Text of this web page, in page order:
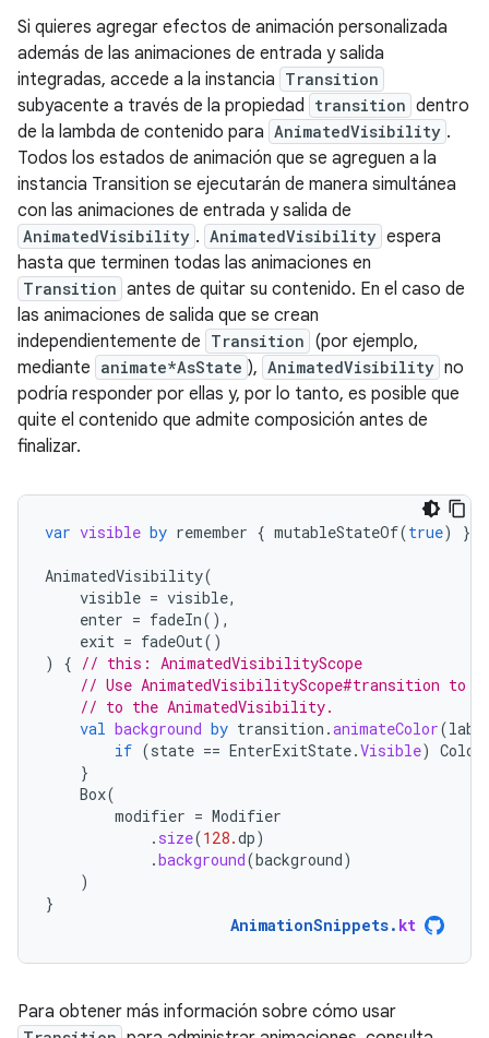
Si quieres agregar efectos de animación personalizada
además de las animaciones de entrada y salida
integradas, accede a la instancia Transition
subyacente a través de la propiedad transition dentro
de la lambda de contenido para AnimatedVisibility .
Todos los estados de animación que se agreguen a la
instancia Transition se ejecutarán de manera simultánea
con las animaciones de entrada y salida de
AnimatedVisibility . AnimatedVisibility espera
hasta que terminen todas las animaciones en
Transition antes de quitar su contenido. En el caso de
las animaciones de salida que se crean
independientemente de Transition (por ejemplo,
mediante animate*AsState ), AnimatedVisibility no
podría responder por ellas y, por lo tanto, es posible que
quite el contenido que admite composición antes de
finalizar.
var visible by remember { mutableStateOf(true) }
AnimatedVisibility(
visible = visible,
enter = fadeIn(),
exit = fadeOut()
)
{ // this: AnimatedVisibilityScope
// Use AnimatedVisibilityScope#transition to
// to the AnimatedVisibility.
val background by transition .animateColor(
if (state == EnterExitState.Visible) Color
}
Box(
modifier = Modifier
. size(128.dp)
.background(background)
)
}
AnimationSnippets. kt
Para obtener más información sobre cómo usar